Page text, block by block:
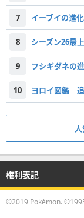
7 イーブイの進
8 シーズン26最
9 フシギダネの
10 ヨロイ図鑑｜
権利表記
©2019 Pokémon.